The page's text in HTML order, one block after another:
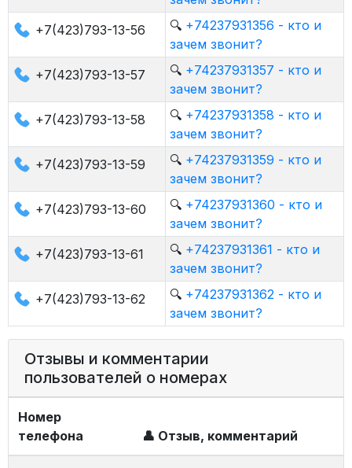
+7(423)793-13-56
🔍 +74237931356 - кто и
зачем звонит?
+7(423)793-13-57
🔍 +74237931357 - кто и
зачем звонит?
+7(423)793-13-58
🔍 +74237931358 - кто и
зачем звонит?
+7(423)793-13-59
🔍 +74237931359 - кто и
зачем звонит?
+7(423)793-13-60
🔍 +74237931360 - кто и
зачем звонит?
+7(423)793-13-61
🔍 +74237931361 - кто и
зачем звонит?
+7(423)793-13-62
🔍 +74237931362 - кто и
зачем звонит?
Отзывы и комментарии
пользователей о номерах
Номер
телефона
👤 Отзыв, комментарий